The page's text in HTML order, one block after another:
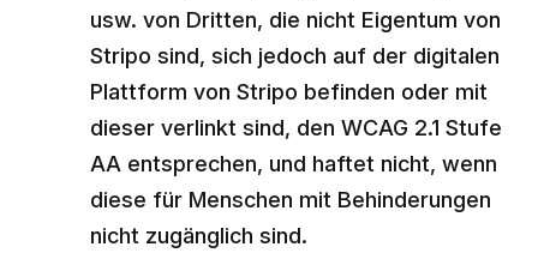
usw. von Dritten, die nicht Eigentum von
Stripo sind, sich jedoch auf der digitalen
Plattform von Stripo befinden oder mit
dieser verlinkt sind, den WCAG 2.1 Stufe
AA entsprechen, und haftet nicht, wenn
diese für Menschen mit Behinderungen
nicht zugänglich sind.